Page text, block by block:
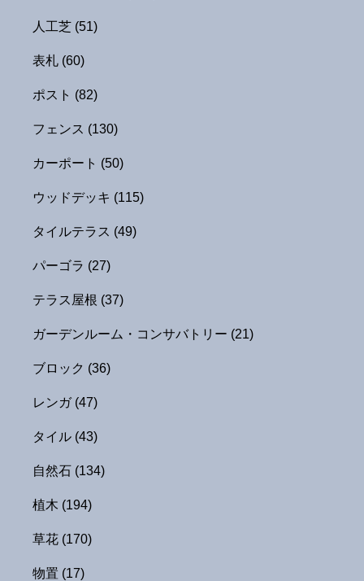
人工芝 (51)
表札 (60)
ポスト (82)
フェンス (130)
カーポート (50)
ウッドデッキ (115)
タイルテラス (49)
パーゴラ (27)
テラス屋根 (37)
ガーデンルーム・コンサバトリー (21)
ブロック (36)
レンガ (47)
タイル (43)
自然石 (134)
植木 (194)
草花 (170)
物置 (17)